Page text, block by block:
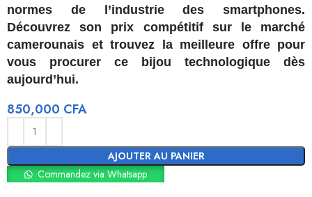
normes de l’industrie des smartphones.
Découvrez son prix compétitif sur le marché
camerounais et trouvez la meilleure offre pour
vous procurer ce bijou technologique dès
aujourd’hui.
850,000 CFA
AJOUTER AU PANIER
Commandez via Whatsapp